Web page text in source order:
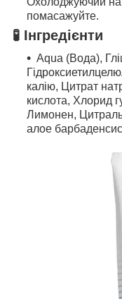
помасажуйте.
🧪 Інгредієнти
Aqua (Вода),
калію, Цитрат
кислота, Хлорид
Лимонен,
алое